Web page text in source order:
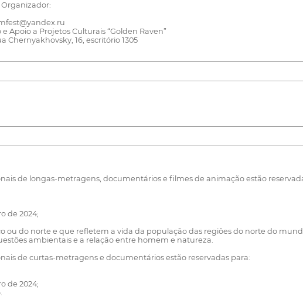
Apoio a Projetos Culturais “Golden Raven”
Chernyakhovsky, 16, escritório 1305
de longas-metragens, documentários e filmes de animação estão
de 2024;
ou do norte e que refletem a vida da população das regiões do norte do
ambientais e a relação entre homem e natureza.
de curtas-metragens e documentários estão reservadas para:
de 2024;